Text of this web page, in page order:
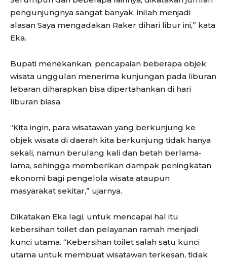
pengunjungnya sangat banyak, inilah menjadi
alasan Saya mengadakan Raker dihari libur ini,” kata
Eka.
Bupati menekankan, pencapaian beberapa objek
wisata unggulan menerima kunjungan pada liburan
lebaran diharapkan bisa dipertahankan di hari
liburan biasa.
“Kita ingin, para wisatawan yang berkunjung ke
objek wisata di daerah kita berkunjung tidak hanya
sekali, namun berulang kali dan betah berlama-
lama, sehingga memberikan dampak peningkatan
ekonomi bagi pengelola wisata ataupun
masyarakat sekitar,” ujarnya.
Dikatakan Eka lagi, untuk mencapai hal itu
kebersihan toilet dan pelayanan ramah menjadi
kunci utama. “Kebersihan toilet salah satu kunci
utama untuk membuat wisatawan terkesan, tidak